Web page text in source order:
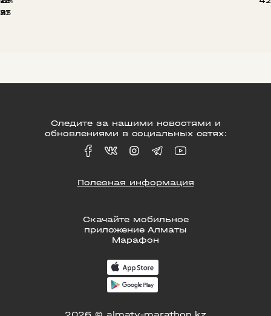
8
21
33
Скачайте мобильное
приложение Алматы
Марафон
Следите за нашими новостями и
обновлениями в социальных сетях:
Полезная информация